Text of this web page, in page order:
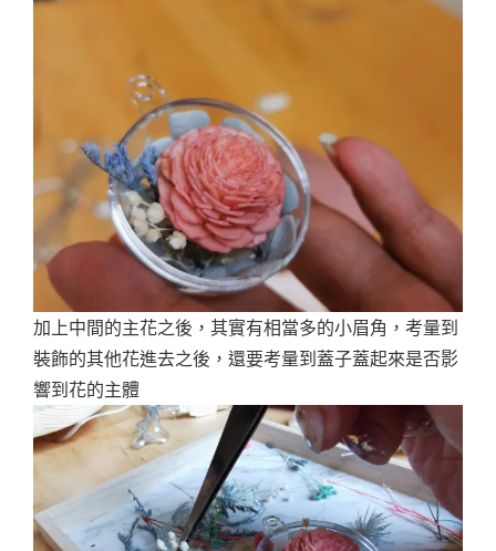
加上中間的主花之後，其實有相當多的小眉角，考量到
裝飾的其他花進去之後，還要考量到蓋子蓋起來是否影
響到花的主體